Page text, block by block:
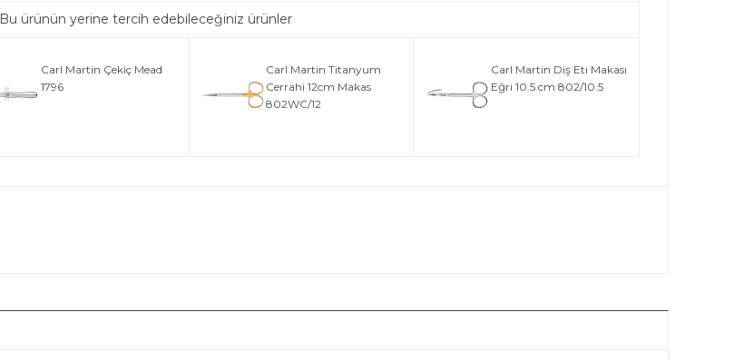
Bu ürünün yerine tercih edebileceğiniz ürünler
Carl Martin Çekiç Mead
1796
Carl Martin Titanyum
Cerrahi 12cm Makas
802WC/12
Carl Martin Diş Eti Makası
Eğri 10.5 cm 802/10.5